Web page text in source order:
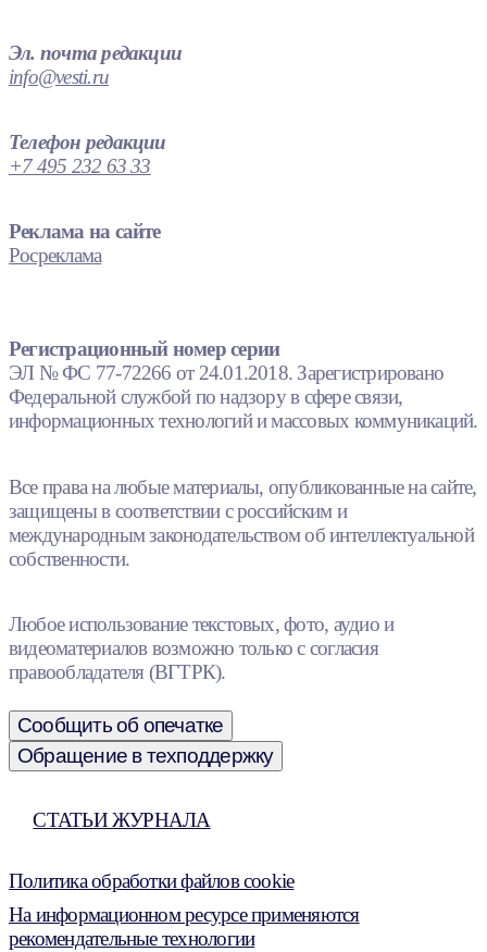
Эл. почта редакции
info@vesti.ru
Телефон редакции
+7 495 232 63 33
Реклама на сайте
Росреклама
Регистрационный номер серии
ЭЛ № ФС 77-72266 от 24.01.2018. Зарегистрировано
Федеральной службой по надзору в сфере связи,
информационных технологий и массовых коммуникаций.
Все права на любые материалы, опубликованные на сайте,
защищены в соответствии с российским и
международным законодательством об интеллектуальной
собственности.
Любое использование текстовых, фото, аудио и
видеоматериалов возможно только с согласия
правообладателя (ВГТРК).
Сообщить об опечатке
Обращение в техподдержку
СТАТЬИ ЖУРНАЛА
Политика обработки файлов cookie
На информационном ресурсе применяются
рекомендательные технологии